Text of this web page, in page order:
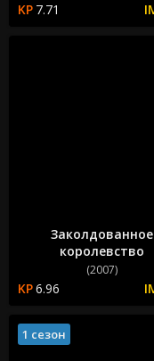
7.71
Заколдованное
королевство
(2007)
6.96
1 сезон